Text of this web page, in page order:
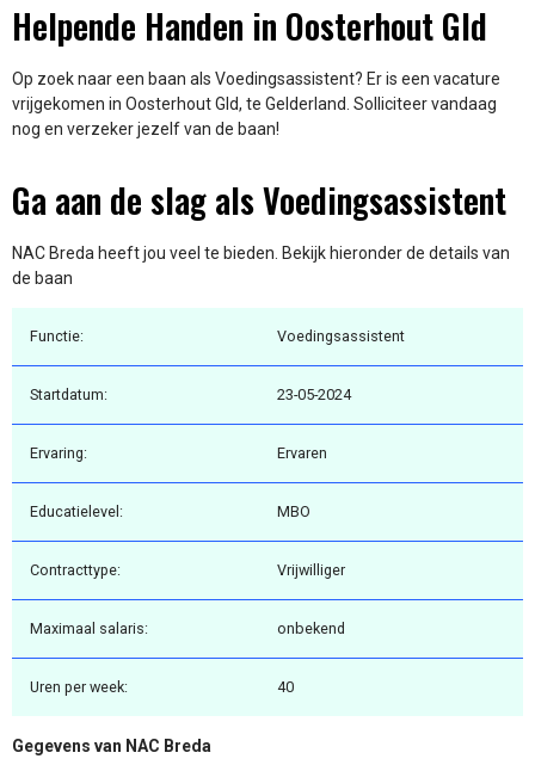
Helpende Handen in Oosterhout Gld
Op zoek naar een baan als Voedingsassistent? Er is een vacature
vrijgekomen in Oosterhout Gld, te Gelderland. Solliciteer vandaag
nog en verzeker jezelf van de baan!
Ga aan de slag als Voedingsassistent
NAC Breda heeft jou veel te bieden. Bekijk hieronder de details van
de baan
Functie: Voedingsassistent
Startdatum: 23-05-2024
Ervaring: Ervaren
Educatielevel: MBO
Contracttype: Vrijwilliger
Maximaal salaris: onbekend
Uren per week: 40
Gegevens van NAC Breda